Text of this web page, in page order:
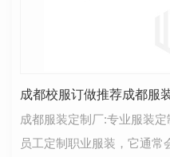
成都服装定制厂:专业服装
员工定制职业服装，它通常